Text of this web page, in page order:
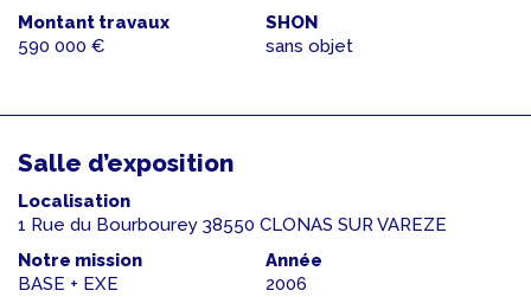
Montant travaux
590 000 €
SHON
sans objet
Salle d’exposition
Localisation
1 Rue du Bourbourey 38550 CLONAS SUR VAREZE
Notre mission
BASE + EXE
Année
2006